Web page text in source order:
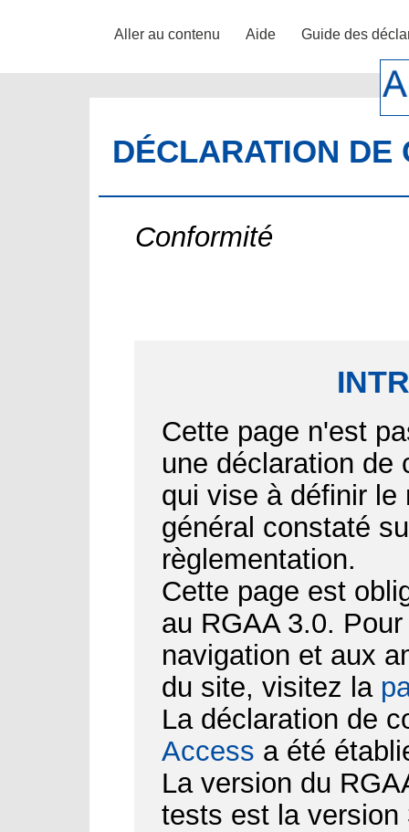
Aller au contenu Aide Guide des
DÉCLARATION DE
Conformité
Cette page n'est
une déclaration de
qui vise à définir
général constaté
règlementation.
Cette page est
au RGAA 3.0.
navigation et aux
du site, visitez la
La déclaration de
Access a été
La version du
tests est la version